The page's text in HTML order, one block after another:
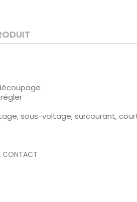
sous-voltage, surcourant,
CONTACT